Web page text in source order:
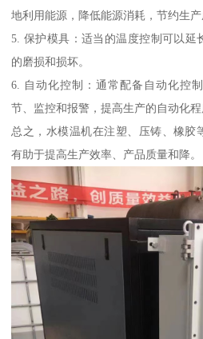
地利用能源，降低能源消耗，节约生产
5. 保护模具：适当的温度控制可以延
的磨损和损坏。
6. 自动化控制：通常配备自动化控
节、监控和报警，提高生产的自动化程
总之，水模温机在注塑、压铸、橡胶
有助于提高生产效率、产品质量和降。